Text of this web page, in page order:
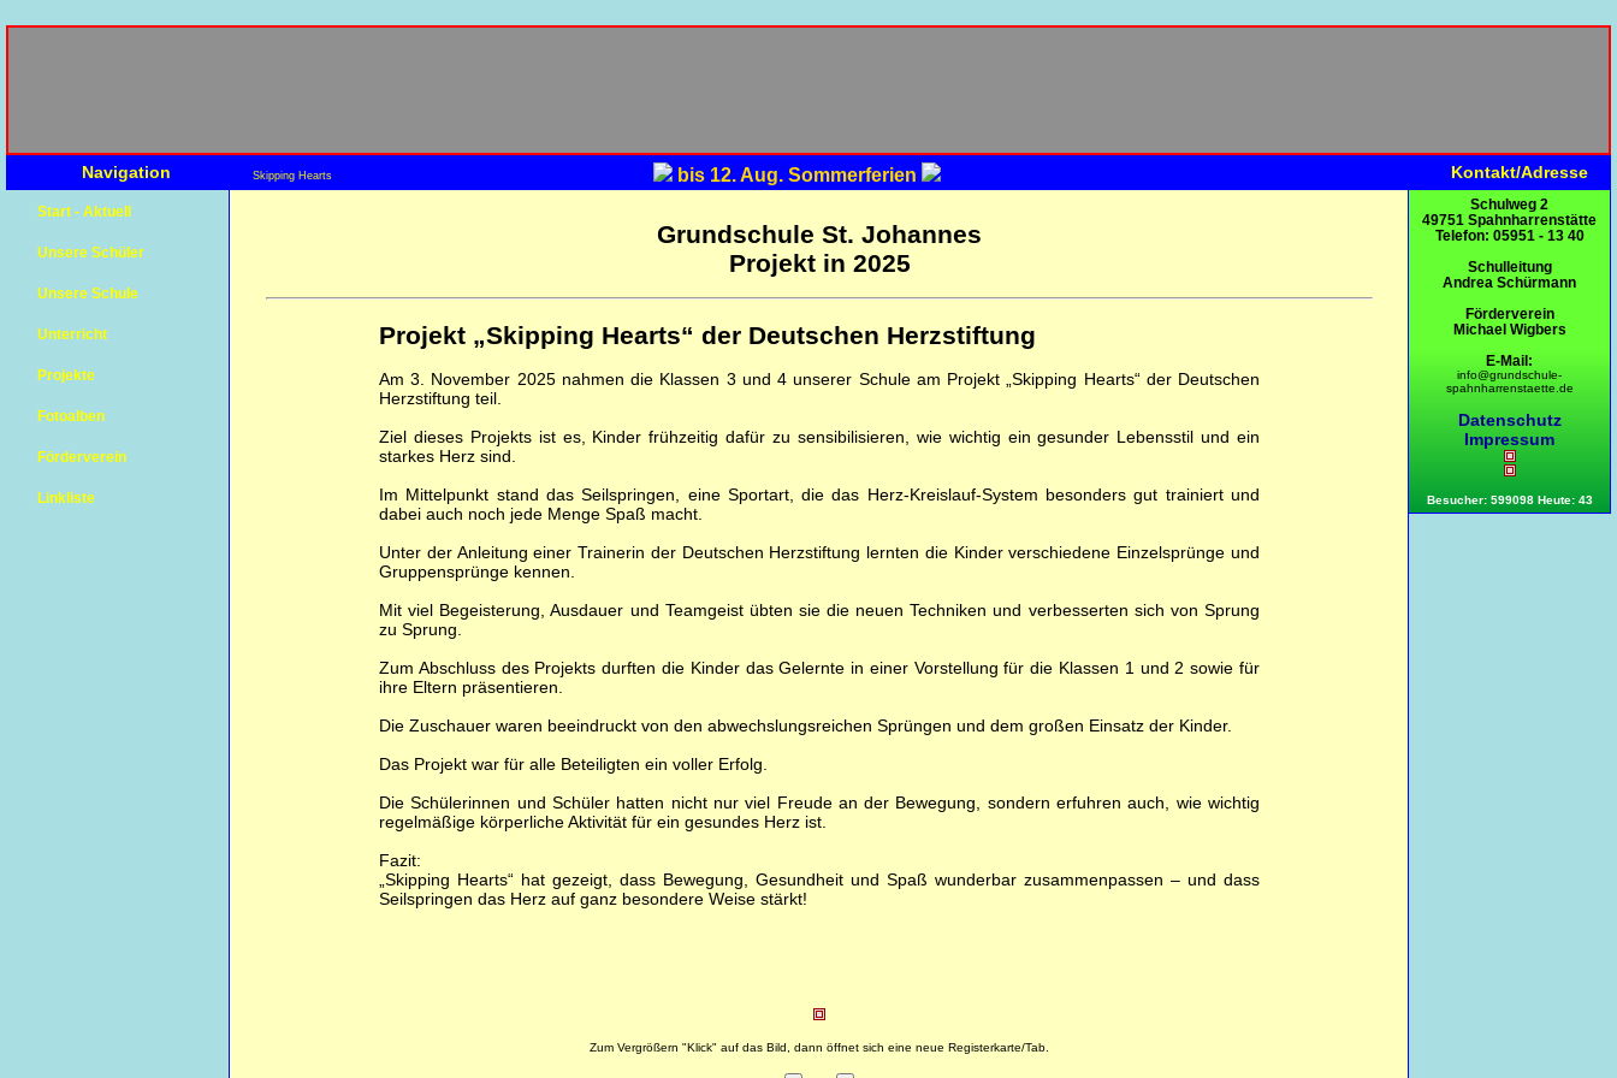
bis 12. Aug. Sommerferien
Navigation
Start - Aktuell
Unsere Schüler
Unsere Schule
Unterricht
Projekte
Fotoalben
Förderverein
Linkliste
Skipping Hearts
Grundschule St. Johannes
Projekt in 2025
Projekt „Skipping Hearts“ der Deutschen Herzstiftung
Am 3. November 2025 nahmen die Klassen 3 und 4 unserer Schule am Projekt „Skipping Hearts“ der Deutschen
Herzstiftung teil.
Ziel dieses Projekts ist es, Kinder frühzeitig dafür zu sensibilisieren, wie wichtig ein gesunder Lebensstil und ein
starkes Herz sind.
Im Mittelpunkt stand das Seilspringen, eine Sportart, die das Herz-Kreislauf-System besonders gut trainiert und
dabei auch noch jede Menge Spaß macht.
Unter der Anleitung einer Trainerin der Deutschen Herzstiftung lernten die Kinder verschiedene Einzelsprünge und
Gruppensprünge kennen.
Mit viel Begeisterung, Ausdauer und Teamgeist übten sie die neuen Techniken und verbesserten sich von Sprung
zu Sprung.
Zum Abschluss des Projekts durften die Kinder das Gelernte in einer Vorstellung für die Klassen 1 und 2 sowie für
ihre Eltern präsentieren.
Die Zuschauer waren beeindruckt von den abwechslungsreichen Sprüngen und dem großen Einsatz der Kinder.
Das Projekt war für alle Beteiligten ein voller Erfolg.
Die Schülerinnen und Schüler hatten nicht nur viel Freude an der Bewegung, sondern erfuhren auch, wie wichtig
regelmäßige körperliche Aktivität für ein gesundes Herz ist.
Fazit:
„Skipping Hearts“ hat gezeigt, dass Bewegung, Gesundheit und Spaß wunderbar zusammenpassen – und dass
Seilspringen das Herz auf ganz besondere Weise stärkt!
Zum Vergrößern "Klick" auf das Bild, dann öffnet sich eine neue Registerkarte/Tab.
Kontakt/Adresse
Schulweg 2
49751 Spahnharrenstätte
Telefon: 05951 - 13 40
Schulleitung
Andrea Schürmann
Förderverein
Michael Wigbers
E-Mail:
info@grundschule-
spahnharrenstaette.de
Datenschutz
Impressum
Besucher: 599098 Heute: 43